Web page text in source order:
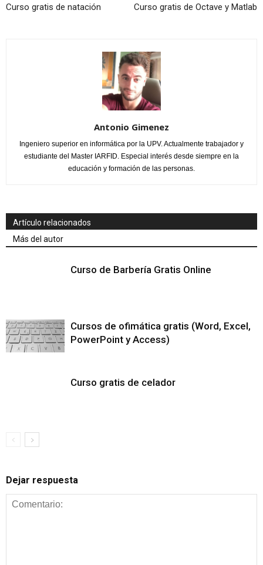
Curso gratis de natación Curso gratis de Octave y Matlab
Antonio Gimenez
Ingeniero superior en informática por la UPV. Actualmente trabajador y
estudiante del Master IARFID. Especial interés desde siempre en la
educación y formación de las personas.
Artículo relacionados
Más del autor
Curso de Barbería Gratis Online
Cursos de ofimática gratis (Word, Excel,
PowerPoint y Access)
Curso gratis de celador
Dejar respuesta